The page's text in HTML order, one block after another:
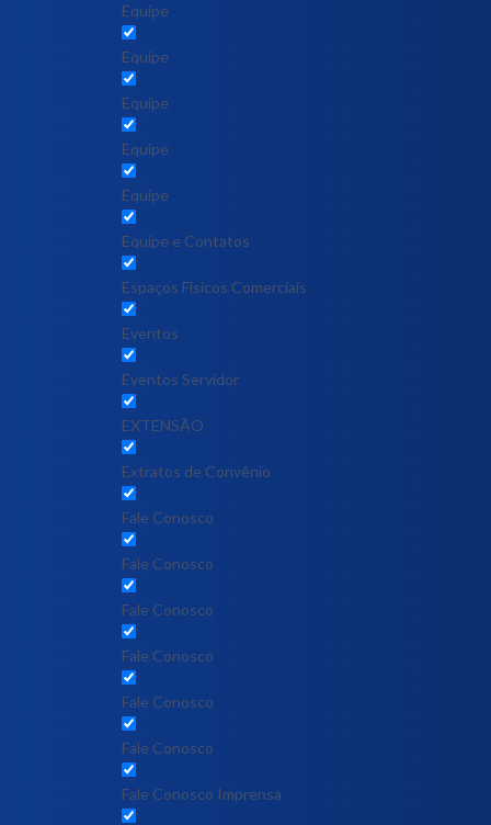
Equipe
Equipe
Equipe
Equipe
Equipe
Equipe e Contatos
Espaços Físicos Comerciais
Eventos
Eventos Servidor
EXTENSÃO
Extratos de Convênio
Fale Conosco
Fale Conosco
Fale Conosco
Fale Conosco
Fale Conosco
Fale Conosco
Fale Conosco Imprensa